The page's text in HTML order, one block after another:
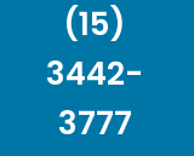
(15)
3442-
3777